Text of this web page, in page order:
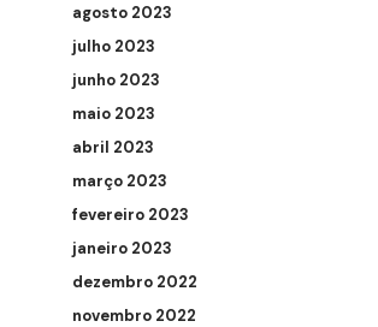
agosto 2023
julho 2023
junho 2023
maio 2023
abril 2023
março 2023
fevereiro 2023
janeiro 2023
dezembro 2022
novembro 2022